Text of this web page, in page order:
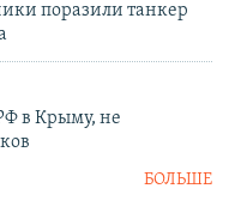
поразили танкер
в Крыму, не
БОЛЬШЕ